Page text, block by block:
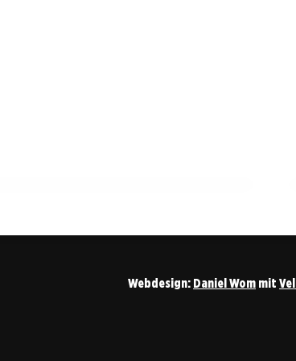
Webdesign: Daniel Wom mit